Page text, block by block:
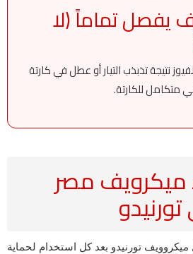
يفصل تماماً (لا
نتيجة تذبذب التيار أو عطل في كارتة
متكامل للكارتة.
ميكرويف مصر
تورنيدو بعد كل استخدام لحماية